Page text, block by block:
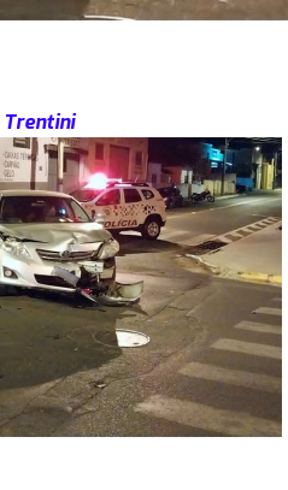
Trentini